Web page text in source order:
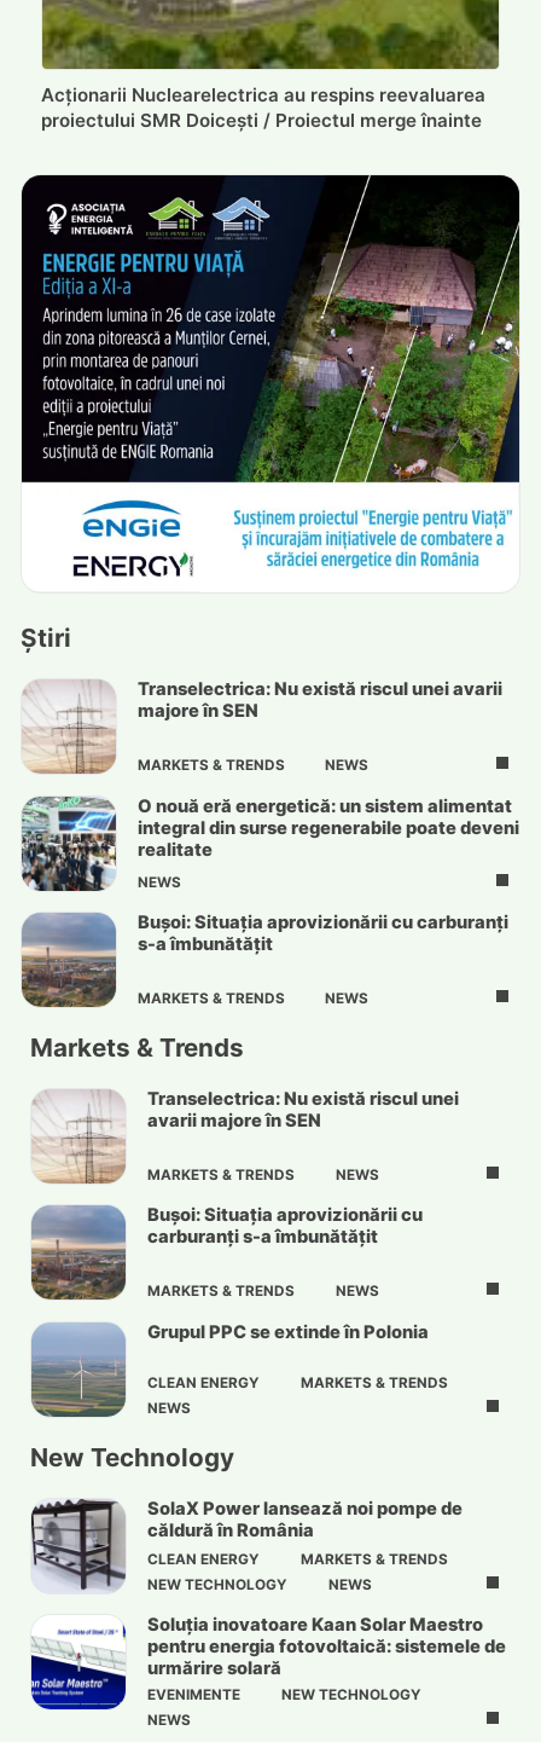
Acționarii Nuclearelectrica au respins reevaluarea
proiectului SMR Doicești / Proiectul merge înainte
Știri
Transelectrica: Nu există riscul unei avarii
majore în SEN
MARKETS & TRENDS NEWS
O nouă eră energetică: un sistem alimentat
integral din surse regenerabile poate deveni
realitate
NEWS
Bușoi: Situația aprovizionării cu carburanți
s-a îmbunătățit
MARKETS & TRENDS NEWS
Markets & Trends
Transelectrica: Nu există riscul unei
avarii majore în SEN
MARKETS & TRENDS NEWS
Bușoi: Situația aprovizionării cu
carburanți s-a îmbunătățit
MARKETS & TRENDS NEWS
Grupul PPC se extinde în Polonia
CLEAN ENERGY
MARKETS & TRENDS
NEWS
New Technology
SolaX Power lansează noi pompe de
căldură în România
CLEAN ENERGY
MARKETS & TRENDS
NEW TECHNOLOGY
NEWS
Soluția inovatoare Kaan Solar Maestro
pentru energia fotovoltaică: sistemele de
urmărire solară
EVENIMENTE
NEW TECHNOLOGY
NEWS